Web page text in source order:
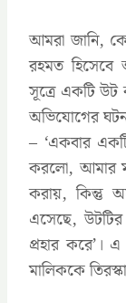
আমরা জানি,
রহমত হিসেবে
সূত্রে একটি উট
অভিযোগের
– ‘একবার
করলো, আমার
করায়, কিন্তু
এসেছে,
প্রহার করে’।
মালিককে